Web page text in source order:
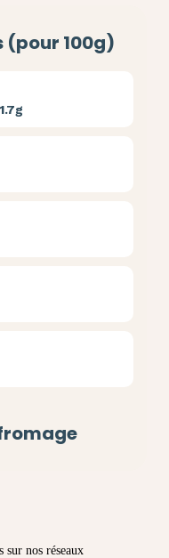
100g)
1.7g
sur nos réseaux